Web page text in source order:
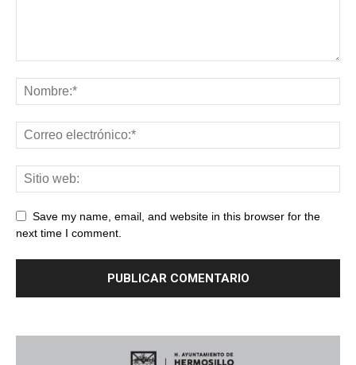
Save my name, email, and website in this browser for the
next time I comment.